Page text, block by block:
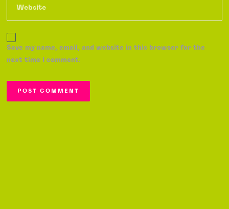
Save my name, email, and website in this browser for the
next time I comment.